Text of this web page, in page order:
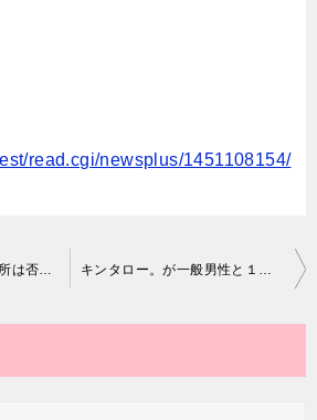
read.cgi/newsplus/1451108154/
Fukase交際報道、事務所は否定せず キンタロー。が一般男性と１年半交際実らせ結婚